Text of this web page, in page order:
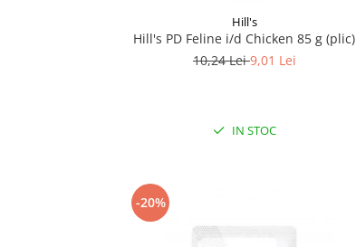
Hill's
Hill's PD Feline i/d Chicken 85 g (plic)
10,24 Lei9,01 Lei
IN STOC
-20%